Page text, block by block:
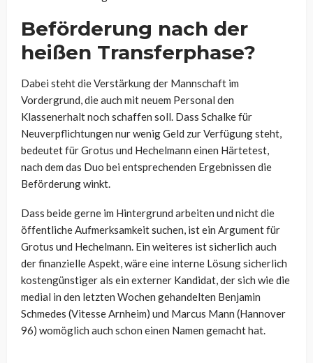
Beförderung nach der
heißen Transferphase?
Dabei steht die Verstärkung der Mannschaft im
Vordergrund, die auch mit neuem Personal den
Klassenerhalt noch schaffen soll. Dass Schalke für
Neuverpflichtungen nur wenig Geld zur Verfügung steht,
bedeutet für Grotus und Hechelmann einen Härtetest,
nach dem das Duo bei entsprechenden Ergebnissen die
Beförderung winkt.
Dass beide gerne im Hintergrund arbeiten und nicht die
öffentliche Aufmerksamkeit suchen, ist ein Argument für
Grotus und Hechelmann. Ein weiteres ist sicherlich auch
der finanzielle Aspekt, wäre eine interne Lösung sicherlich
kostengünstiger als ein externer Kandidat, der sich wie die
medial in den letzten Wochen gehandelten Benjamin
Schmedes (Vitesse Arnheim) und Marcus Mann (Hannover
96) womöglich auch schon einen Namen gemacht hat.